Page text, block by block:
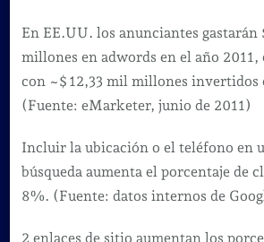
En EE.UU. los anunciantes gastarán
millones en adwords en el año 2011,
con ~$ 12,33 mil millones invertidos
(Fuente: eMarketer, junio de 2011)
Incluir la ubicación o el teléfono en
búsqueda aumenta el porcentaje de
8%. (Fuente: datos internos de
2 enlaces de sitio aumentan los